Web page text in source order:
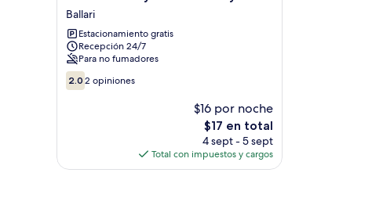
ROOMZ
Hoysala
Residency
Ballari
Ballari
Estacionamiento gratis
Recepción 24/7
Para no fumadores
2.0
de
2.0 2 opiniones
$16 por noche
El
precio
actual
es
$17 en total
4 sept - 5 sept
Total con impuestos y cargos